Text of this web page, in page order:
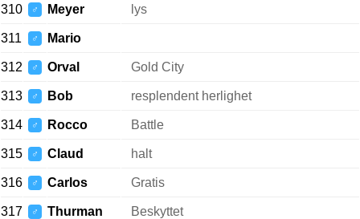
310 ♂ Meyer lys
311 ♂ Mario
312 ♂ Orval Gold City
313 ♂ Bob resplendent herlighet
314 ♂ Rocco Battle
315 ♂ Claud halt
316 ♂ Carlos Gratis
317 ♂ Thurman Beskyttet